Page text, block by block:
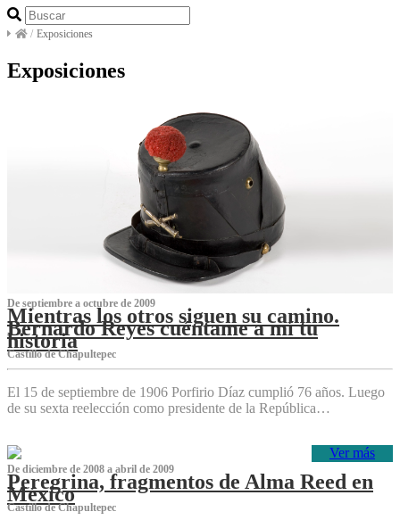
/ Exposiciones
Exposiciones
De septiembre a octubre de 2009
Mientras los otros siguen su camino.
Bernardo Reyes cuéntame a mí tu
historia
Castillo de Chapultepec
El 15 de septiembre de 1906 Porfirio Díaz cumplió 76 años. Luego
de su sexta reelección como presidente de la República…
Ver más
De diciembre de 2008 a abril de 2009
Peregrina, fragmentos de Alma Reed en
México
Castillo de Chapultepec